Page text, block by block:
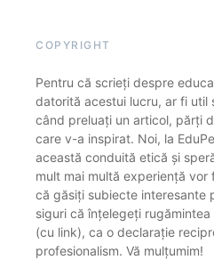
COPYRIGHT
Pentru că scrieți despre
datorită acestui lucru, ar fi util
când preluați un articol, părți
care v-a inspirat. Noi, la
această conduită etică și
mult mai multă experiență vor
că găsiți subiecte interesante
siguri că înțelegeți
(cu link), ca o declarație
profesionalism. Vă mulțumim!